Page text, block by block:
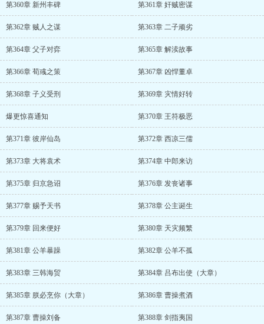
第360章 新州丰碑 第361章 奸贼密谋
第362章 贼人之谋 第363章 二子顽劣
第364章 父子对弈 第365章 解渎故事
第366章 荀彧之策 第367章 凶悍董卓
第368章 子义受刑 第369章 灾情好转
爆更惊喜通知 第370章 王符极恶
第371章 彼岸仙岛 第372章 西凉三儒
第373章 大将袁术 第374章 中郎来访
第375章 归京急诏 第376章 发丧诸事
第377章 赐予天书 第378章 公主诞生
第379章 回来便好 第380章 天灾频繁
第381章 公羊暴躁 第382章 公羊不孤
第383章 三韩海贸 第384章 吕布出使（大章）
第385章 朕必烹你（大章） 第386章 曹操煮酒
第387章 曹操刘备 第388章 剑指夷国